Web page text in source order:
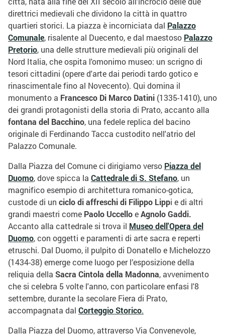
direttrici medievali che dividono la città in quattro
quartieri storici. La piazza è incorniciata dal Palazzo
Comunale, risalente al Duecento, e dal maestoso Palazzo
Pretorio, una delle strutture medievali più originali del
Nord Italia, che ospita l'omonimo museo: un scrigno di
tesori cittadini (opere d'arte dai periodi tardo gotico e
rinascimentale fino al Novecento). Qui domina il
monumento a Francesco Di Marco Datini (1335-1410), uno
dei grandi protagonisti della storia di Prato, accanto alla
fontana del Bacchino, una fedele replica del bacino
originale di Ferdinando Tacca custodito nell'atrio del
Palazzo Comunale.
Dalla Piazza del Comune ci dirigiamo verso Piazza del
Duomo, dove spicca la Cattedrale di S. Stefano, un
magnifico esempio di architettura romanico-gotica,
custode di un ciclo di affreschi di Filippo Lippi e di altri
grandi maestri come Paolo UccelloeAgnolo Gaddi.
Accanto alla cattedrale si trova il Museo dell'Opera del
Duomo, con oggetti e paramenti di arte sacra e reperti
etruschi. Dal Duomo, il pulpito di Donatello e Michelozzo
(1434-38) emerge come luogo per l’esposizione della
reliquia della Sacra Cintola della Madonna, avvenimento
che si celebra 5 volte l'anno, con particolare enfasi l'8
settembre, durante la secolare Fiera di Prato,
accompagnata dal Corteggio Storico.
Dalla Piazza del Duomo, attraverso Via Convenevole,